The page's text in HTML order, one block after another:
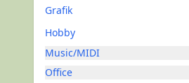
Grafik
Hobby
Music/MIDI
Office